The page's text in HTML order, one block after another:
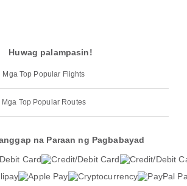
Huwag palampasin!
Mga Top Popular Flights
Mga Top Popular Routes
na Paraan ng Pagbabayad